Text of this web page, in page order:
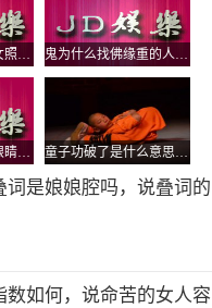
92年东筒子夹道宫女照片，这里墙上的拱形是干嘛用的 鬼为什么找佛缘重的人，佛缘重的人有啥症状？
阴阳眼是不是一个眼睛大一个小，阴阳眼是不是妄想症？ 童子功破了是什么意思？练过童子功的人结婚后就不算童子了吗
词是娘娘腔吗，说叠词的
数如何，说命苦的女人容